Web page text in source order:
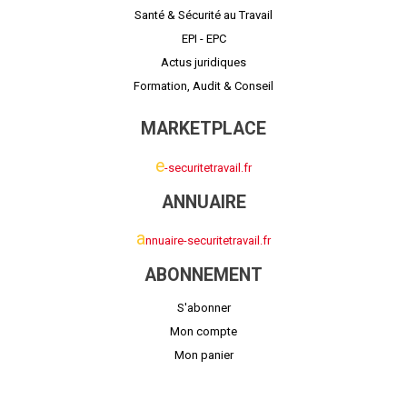
Santé & Sécurité au Travail
EPI - EPC
Actus juridiques
Formation, Audit & Conseil
MARKETPLACE
e-securitetravail.fr
ANNUAIRE
annuaire-securitetravail.fr
ABONNEMENT
S'abonner
Mon compte
Mon panier